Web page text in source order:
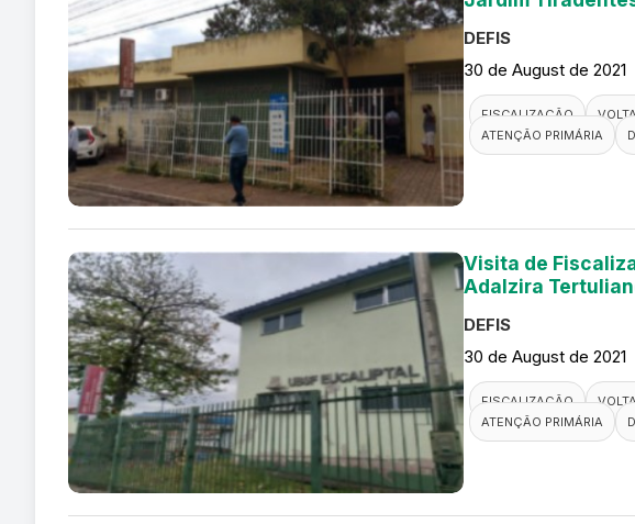
DEFIS
30 de August de 2021
FISCALIZAÇÃO
ATENÇÃO PRIMÁRIA
Visita de
Adalzira
DEFIS
30 de August de 2021
FISCALIZAÇÃO
ATENÇÃO PRIMÁRIA